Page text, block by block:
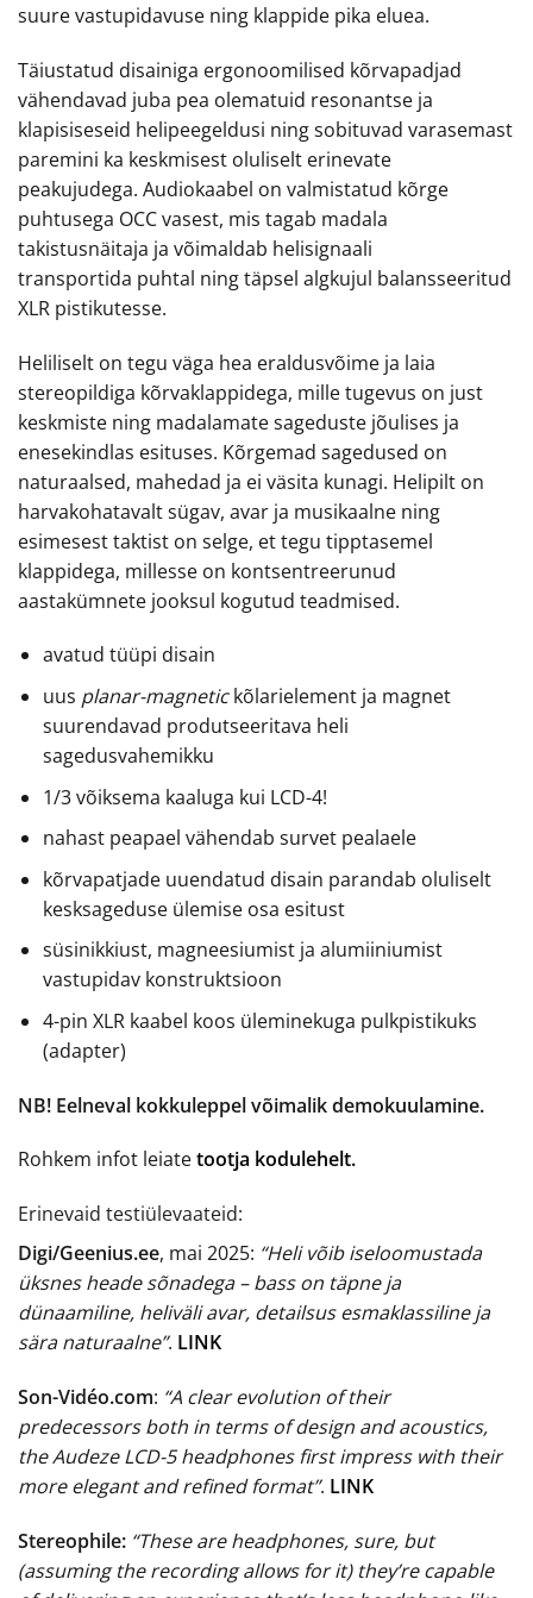
suure vastupidavuse ning klappide pika eluea.
Täiustatud disainiga ergonoomilised kõrvapadjad
vähendavad juba pea olematuid resonantse ja
klapisiseseid helipeegeldusi ning sobituvad varasemast
paremini ka keskmisest oluliselt erinevate
peakujudega. Audiokaabel on valmistatud kõrge
puhtusega OCC vasest, mis tagab madala
takistusnäitaja ja võimaldab helisignaali
transportida puhtal ning täpsel algkujul balansseeritud
XLR pistikutesse.
Heliliselt on tegu väga hea eraldusvõime ja laia
stereopildiga kõrvaklappidega, mille tugevus on just
keskmiste ning madalamate sageduste jõulises ja
enesekindlas esituses. Kõrgemad sagedused on
naturaalsed, mahedad ja ei väsita kunagi. Helipilt on
harvakohatavalt sügav, avar ja musikaalne ning
esimesest taktist on selge, et tegu tipptasemel
klappidega, millesse on kontsentreerunud
aastakümnete jooksul kogutud teadmised.
avatud tüüpi disain
uus planar-magnetickõlarielement ja magnet
suurendavad produtseeritava heli
sagedusvahemikku
1/3 võiksema kaaluga kui LCD-4!
nahast peapael vähendab survet pealaele
kõrvapatjade uuendatud disain parandab oluliselt
kesksageduse ülemise osa esitust
süsinikkiust, magneesiumist ja alumiiniumist
vastupidav konstruktsioon
4-pin XLR kaabel koos üleminekuga pulkpistikuks
(adapter)
NB! Eelneval kokkuleppel võimalik demokuulamine.
Rohkem infot leiatetootja kodulehelt.
Erinevaid testiülevaateid:
Digi/Geenius.ee, mai 2025: “Heli võib iseloomustada
üksnes heade sõnadega – bass on täpne ja
dünaamiline, heliväli avar, detailsus esmaklassiline ja
sära naturaalne”. LINK
Son-Vidéo.com: “A clear evolution of their
predecessors both in terms of design and acoustics,
the Audeze LCD-5 headphones first impress with their
more elegant and refined format”. LINK
Stereophile: “These are headphones, sure, but
(assuming the recording allows for it) they’re capable